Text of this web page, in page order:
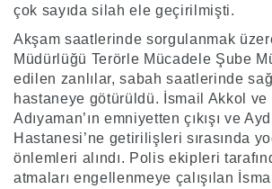
çok sayıda silah ele geçirilmişti.
Akşam saatlerinde sorgulanmak
Müdürlüğü Terörle Mücadele Şube
edilen zanlılar, sabah saatlerinde
hastaneye götürüldü. İsmail Akkol ve
Adıyaman’ın emniyetten çıkışı ve
Hastanesi’ne getirilişleri sırasında
önlemleri alındı. Polis ekipleri
atmaları engellenmeye çalışılan